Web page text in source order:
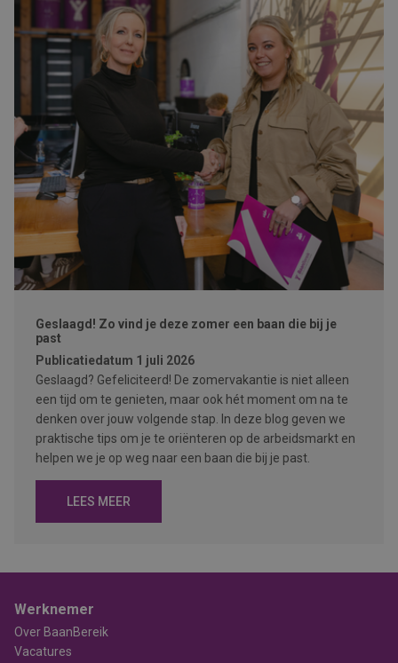
Geslaagd! Zo vind je deze zomer een baan die bij je
past
Publicatiedatum 1 juli 2026
Geslaagd? Gefeliciteerd! De zomervakantie is niet alleen
een tijd om te genieten, maar ook hét moment om na te
denken over jouw volgende stap. In deze blog geven we
praktische tips om je te oriënteren op de arbeidsmarkt en
helpen we je op weg naar een baan die bij je past.
LEES MEER
Werknemer
Over BaanBereik
Vacatures